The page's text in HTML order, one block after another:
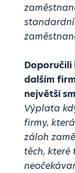
dalším
největší
Výplata
firmy,
záloh
těch, které